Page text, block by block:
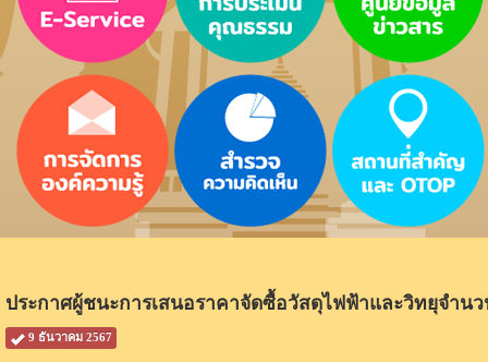
ประกาศผู้ชนะการเสนอราคาจัดซื้อวัสดุไฟฟ้าและวิทยุจำนว
9 ธันวาคม 2567